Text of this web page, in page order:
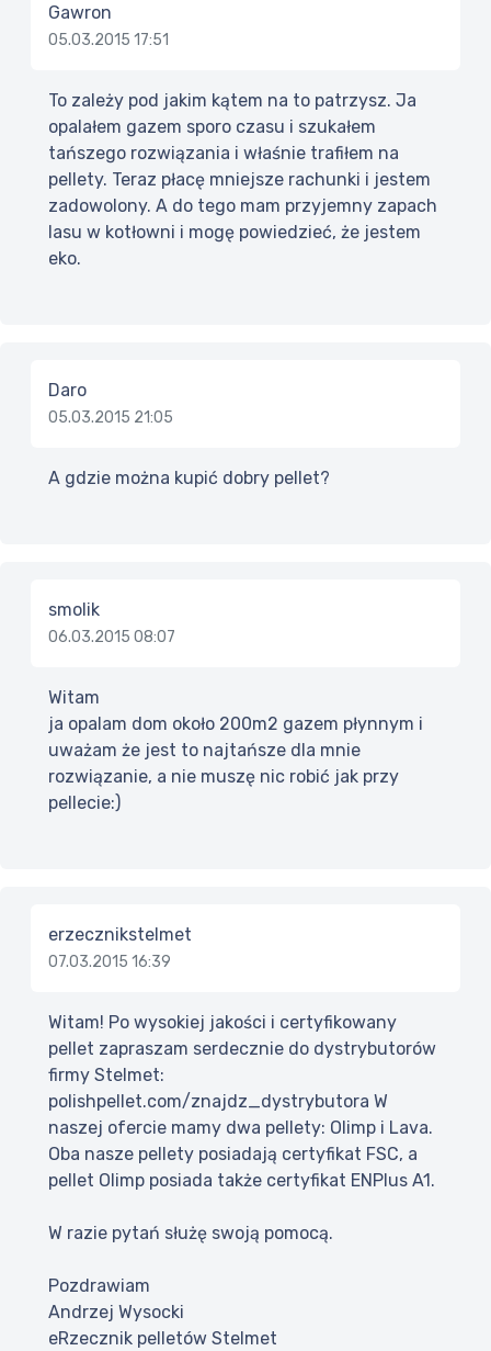
Gawron
05.03.2015 17:51
To zależy pod jakim kątem na to patrzysz. Ja
opalałem gazem sporo czasu i szukałem
tańszego rozwiązania i właśnie trafiłem na
pellety. Teraz płacę mniejsze rachunki i jestem
zadowolony. A do tego mam przyjemny zapach
lasu w kotłowni i mogę powiedzieć, że jestem
eko.
Daro
05.03.2015 21:05
A gdzie można kupić dobry pellet?
smolik
06.03.2015 08:07
Witam
ja opalam dom około 200m2 gazem płynnym i
uważam że jest to najtańsze dla mnie
rozwiązanie, a nie muszę nic robić jak przy
pellecie:)
erzecznikstelmet
07.03.2015 16:39
Witam! Po wysokiej jakości i certyfikowany
pellet zapraszam serdecznie do dystrybutorów
firmy Stelmet:
polishpellet.com/znajdz_dystrybutora W
naszej ofercie mamy dwa pellety: Olimp i Lava.
Oba nasze pellety posiadają certyfikat FSC, a
pellet Olimp posiada także certyfikat ENPlus A1.
W razie pytań służę swoją pomocą.
Pozdrawiam
Andrzej Wysocki
eRzecznik pelletów Stelmet